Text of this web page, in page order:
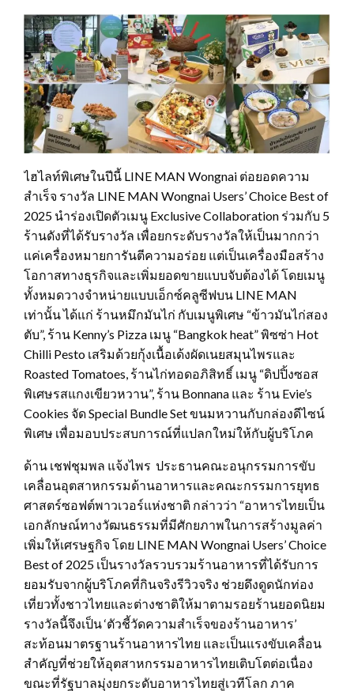
ไฮไลท์พิเศษในปีนี้ LINE MAN Wongnai ต่อยอดความ
สำเร็จ รางวัล LINE MAN Wongnai Users’ Choice Best of
2025 นำร่องเปิดตัวเมนู Exclusive Collaboration ร่วมกับ 5
ร้านดังที่ได้รับรางวัล เพื่อยกระดับรางวัลให้เป็นมากกว่า
แค่เครื่องหมายการันตีความอร่อย แต่เป็นเครื่องมือสร้าง
โอกาสทางธุรกิจและเพิ่มยอดขายแบบจับต้องได้ โดยเมนู
ทั้งหมดวางจำหน่ายแบบเอ็กซ์คลูซีฟบน LINE MAN
เท่านั้น ได้แก่ ร้านหมึกมันไก่ กับเมนูพิเศษ “ข้าวมันไก่สอง
ตับ”, ร้าน Kenny’s Pizza เมนู “Bangkok heat” พิซซ่า Hot
Chilli Pesto เสริมด้วยกุ้งเนื้อเด้งผัดเนยสมุนไพรและ
Roasted Tomatoes, ร้านไก่ทอดอภิสิทธิ์ เมนู “ดิปปิ้งซอส
พิเศษรสแกงเขียวหวาน”, ร้าน Bonnana และ ร้าน Evie’s
Cookies จัด Special Bundle Set ขนมหวานกับกล่องดีไซน์
พิเศษ เพื่อมอบประสบการณ์ที่แปลกใหม่ให้กับผู้บริโภค
ด้าน เชฟชุมพล แจ้งไพร ประธานคณะอนุกรรมการขับ
เคลื่อนอุตสาหกรรมด้านอาหารและคณะกรรมการยุทธ
ศาสตร์ซอฟต์พาวเวอร์แห่งชาติ กล่าวว่า “อาหารไทยเป็น
เอกลักษณ์ทางวัฒนธรรมที่มีศักยภาพในการสร้างมูลค่า
เพิ่มให้เศรษฐกิจ โดย LINE MAN Wongnai Users’ Choice
Best of 2025 เป็นรางวัลรวบรวมร้านอาหารที่ได้รับการ
ยอมรับจากผู้บริโภคที่กินจริงรีวิวจริง ช่วยดึงดูดนักท่อง
เที่ยวทั้งชาวไทยและต่างชาติให้มาตามรอยร้านยอดนิยม
รางวัลนี้จึงเป็น ‘ตัวชี้วัดความสำเร็จของร้านอาหาร’
สะท้อนมาตรฐานร้านอาหารไทย และเป็นแรงขับเคลื่อน
สำคัญที่ช่วยให้อุตสาหกรรมอาหารไทยเติบโตต่อเนื่อง
ขณะที่รัฐบาลมุ่งยกระดับอาหารไทยสู่เวทีโลก ภาค